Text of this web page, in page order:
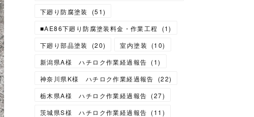
下廻り防腐塗装
(51)
■AE86下廻り防腐塗装料金・作業工程
(1)
下廻り部品塗装
(20) 室内塗装 (10)
新潟県A様 ハチロク作業経過報告 (1)
神奈川県K様 ハチロク作業経過報告
(22)
栃木県A様 ハチロク作業経過報告 (27)
茨城県S様 ハチロク作業経過報告 (11 )